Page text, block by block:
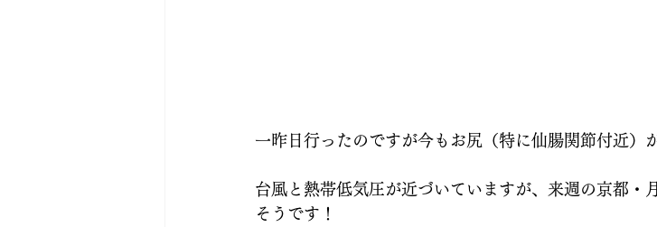
一昨日行ったのですが今もお尻（特に仙腸関節付近）
台風と熱帯低気圧が近づいていますが、来週の京都・
そうです！